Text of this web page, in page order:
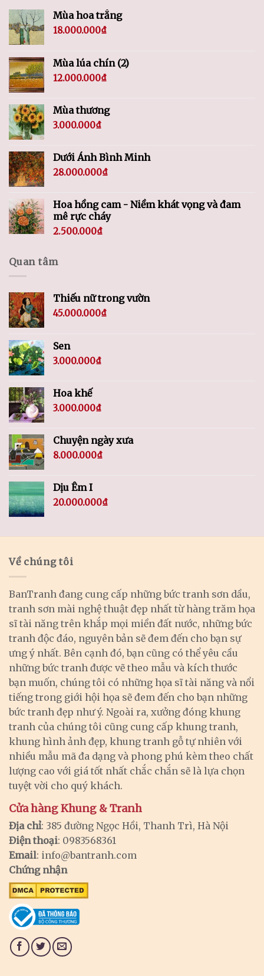
Mùa hoa trắng
18.000.000₫
Mùa lúa chín (2)
12.000.000₫
Mùa thương
3.000.000₫
Dưới Ánh Bình Minh
28.000.000₫
Hoa hồng cam - Niềm khát vọng và đam
mê rực cháy
2.500.000₫
Quan tâm
Thiếu nữ trong vườn
45.000.000₫
Sen
3.000.000₫
Hoa khế
3.000.000₫
Chuyện ngày xưa
8.000.000₫
Dịu Êm I
20.000.000₫
Về chúng tôi
BanTranh đang cung cấp những bức tranh sơn dầu,
tranh sơn mài nghệ thuật đẹp nhất từ hàng trăm họa
sĩ tài năng trên khắp mọi miền đất nước, những bức
tranh độc đáo, nguyên bản sẽ đem đến cho bạn sự
ưng ý nhất. Bên cạnh đó, bạn cũng có thể yêu cầu
những bức tranh được vẽ theo mẫu và kích thước
bạn muốn, chúng tôi có những họa sĩ tài năng và nổi
tiếng trong giới hội họa sẽ đem đến cho bạn những
bức tranh đẹp như ý. Ngoài ra, xưởng đóng khung
tranh của chúng tôi cũng cung cấp khung tranh,
khung hình ảnh đẹp, khung tranh gỗ tự nhiên với
nhiều mẫu mã đa dạng và phong phú kèm theo chất
lượng cao với giá tốt nhất chắc chắn sẽ là lựa chọn
tuyệt vời cho quý khách.
Cửa hàng Khung & Tranh
Địa chỉ: 385 đường Ngọc Hồi, Thanh Trì, Hà Nội
Điện thoại: 0983568361
Email: info@bantranh.com
Chứng nhận